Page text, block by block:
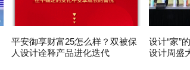
平安御享财富25怎么样？双被保
人设计诠释产品进化迭代
设计“家”
设计周盛